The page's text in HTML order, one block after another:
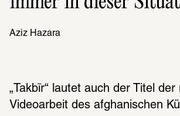
Aziz Hazara
„Takbīr“ lautet auch der Titel der
Videoarbeit des afghanischen